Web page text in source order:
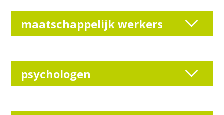
maatschappelijk werkers
psychologen